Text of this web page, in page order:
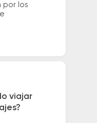
por los
viajar